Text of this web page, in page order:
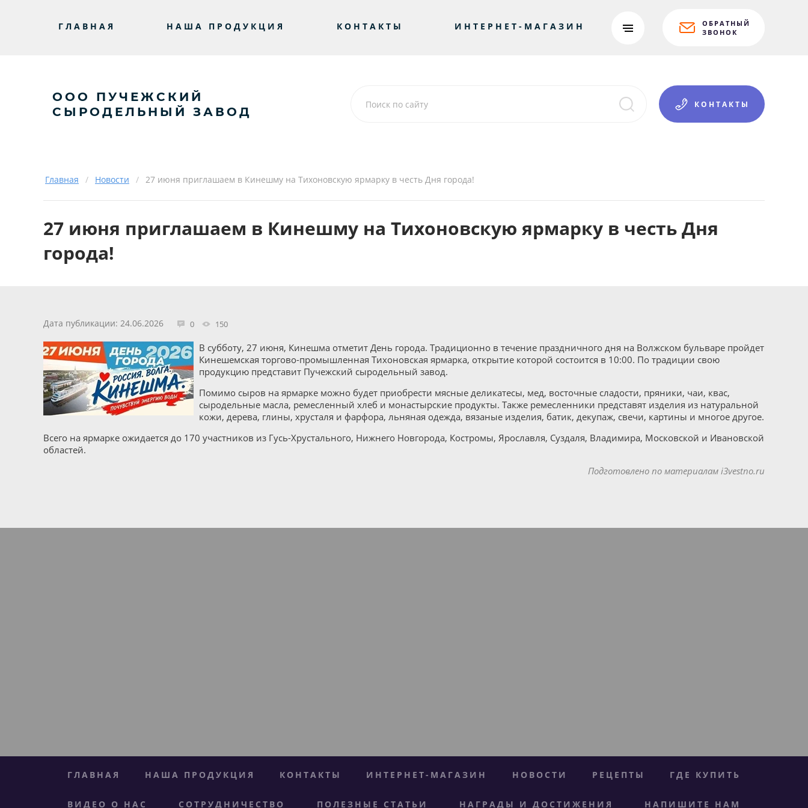
ГЛАВНАЯ НАША ПРОДУКЦИЯ КОНТАКТЫ ИНТЕРНЕТ-МАГАЗИН
ОБРАТНЫЙ
ЗВОНОК
ООО ПУЧЕЖСКИЙ
СЫРОДЕЛЬНЫЙ ЗАВОД
КОНТАКТЫ
Главная / Новости / 27 июня приглашаем в Кинешму на Тихоновскую ярмарку в честь Дня города!
27 июня приглашаем в Кинешму на Тихоновскую ярмарку в честь Дня
города!
Дата публикации: 24.06.2026 0 150
В субботу, 27 июня, Кинешма отметит День города. Традиционно в течение праздничного дня на Волжском бульваре пройдет
Кинешемская торгово-промышленная Тихоновская ярмарка, открытие которой состоится в 10:00. По традиции свою
продукцию представит Пучежский сыродельный завод.
Помимо сыров на ярмарке можно будет приобрести мясные деликатесы, мед, восточные сладости, пряники, чаи, квас,
сыродельные масла, ремесленный хлеб и монастырские продукты. Также ремесленники представят изделия из натуральной
кожи, дерева, глины, хрусталя и фарфора, льняная одежда, вязаные изделия, батик, декупаж, свечи, картины и многое другое.
Всего на ярмарке ожидается до 170 участников из Гусь-Хрустального, Нижнего Новгорода, Костромы, Ярославля, Суздаля, Владимира, Московской и Ивановской
областей.
Подготовлено по материалам i3vestno.ru
ГЛАВНАЯ НАША ПРОДУКЦИЯ КОНТАКТЫ ИНТЕРНЕТ-МАГАЗИН НОВОСТИ РЕЦЕПТЫ ГДЕ КУПИТЬ